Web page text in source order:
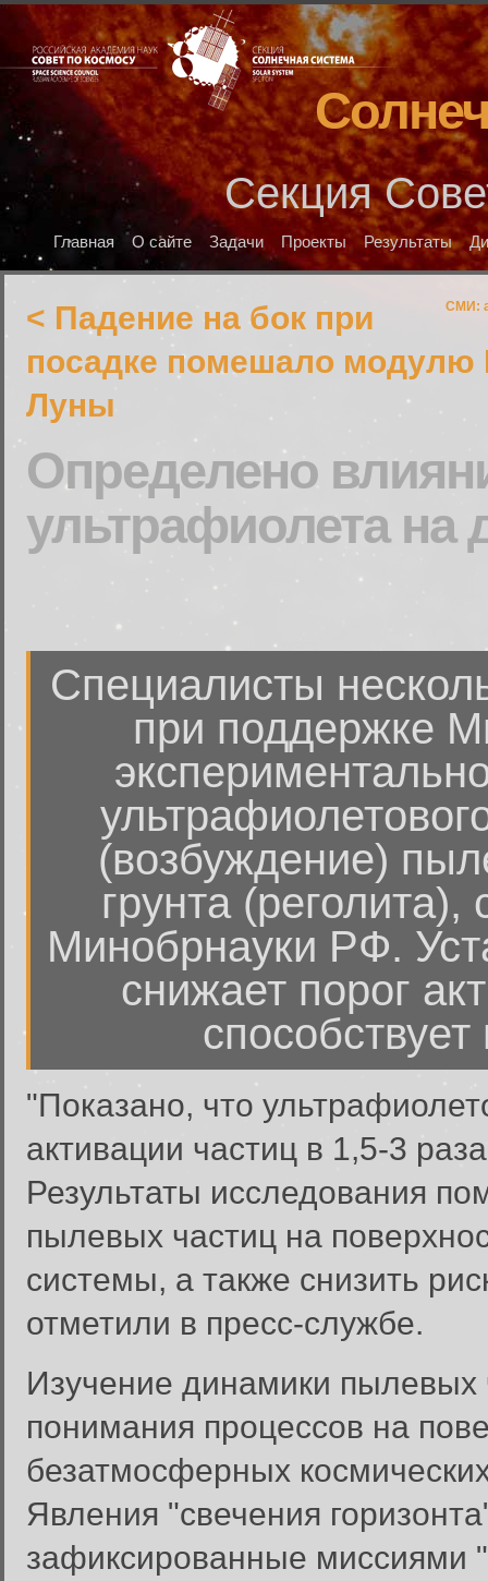
Секция
Главная О сайте Задачи Проекты Результаты
СМИ:
< Падение на бок при
посадке помешало модулю
Луны
Определено
ультрафиолета на
Специалисты
при поддержке
(возбуждение)
грунта
Минобрнауки РФ.
снижает порог
"Показано, что
активации частиц в 1,5-3
Результаты исследования
пылевых частиц на
системы, а также снизить
отметили в пресс-службе.
Изучение динамики
понимания процессов на
безатмосферных
Явления "свечения
зафиксированные миссиями